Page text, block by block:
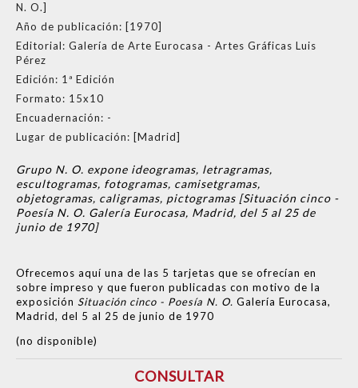
N. O.]
Año de publicación: [1970]
Editorial: Galería de Arte Eurocasa - Artes Gráficas Luis
Pérez
Edición: 1ª Edición
Formato: 15x10
Encuadernación: -
Lugar de publicación: [Madrid]
Grupo N. O. expone ideogramas, letragramas,
escultogramas, fotogramas, camisetgramas,
objetogramas, caligramas, pictogramas [Situación cinco -
Poesía N. O. Galería Eurocasa, Madrid, del 5 al 25 de
junio de 1970]
Ofrecemos aquí una de las 5 tarjetas que se ofrecían en
sobre impreso y que fueron publicadas con motivo de la
exposición Situación cinco - Poesía N. O. Galería Eurocasa,
Madrid, del 5 al 25 de junio de 1970
(no disponible)
CONSULTAR